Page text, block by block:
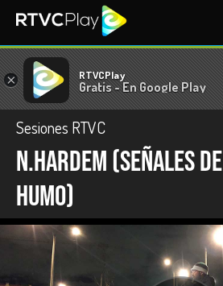
× RTVCPlay
Gratis - En Google Play
Sesiones RTVC
N.Hardem (Señales de
Humo)